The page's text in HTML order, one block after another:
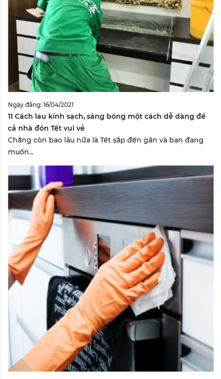
Ngày đăng: 16/04/2021
11 Cách lau kính sạch, sáng bóng một cách dễ dàng để
cả nhà đón Tết vui vẻ
Chẳng còn bao lâu nữa là Tết sắp đến gần và bạn đang
muốn...